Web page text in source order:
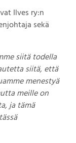
Ilves ry:n
sekä
siitä todella
siitä, että
menestyä
meille on
ja tämä